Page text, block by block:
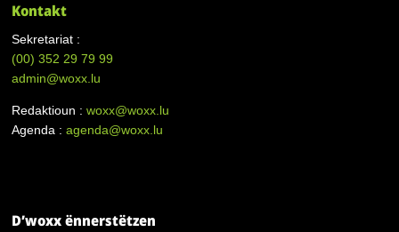
Kontakt
Sekretariat :
(00)352 29 79 99
admin@woxx.lu
Redaktioun :woxx@woxx.lu
Agenda :agenda@woxx.lu
D’woxx ënnerstëtzen